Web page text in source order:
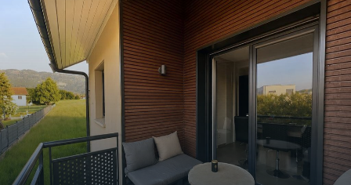
Maison - VILLAZ
VOIR LE BIEN